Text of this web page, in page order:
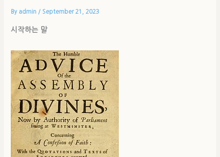
By admin / September 21, 2023
시작하는 말